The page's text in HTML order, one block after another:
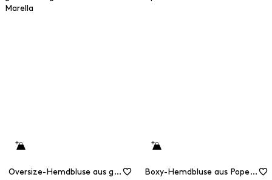
Oversize-Hemdbluse aus geschmeidigem Denim Boxy-Hemdbluse aus Popeline